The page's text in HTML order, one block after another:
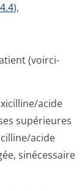
),
(voirci-
a­cide
supérieures
acide
sinécessaire